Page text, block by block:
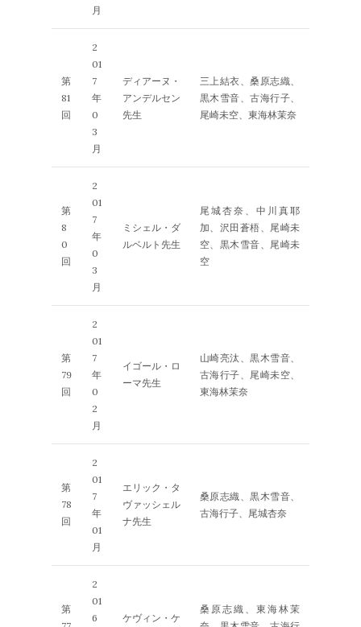
月
第
81
回
2
01
7
年
0
3
月
ディアーヌ・
アンデルセン
先生
三上結衣、桑原志織、
黒木雪音、古海行子、
尾崎未空、東海林茉奈
第
8
0
回
2
01
7
年
0
3
月
ミシェル・ダ
ルベルト先生
尾城杏奈、中川真耶
加、沢田蒼梧、尾崎未
空、黒木雪音、尾崎未
空
第
79
回
2
01
7
年
0
2
月
イゴール・ロ
ーマ先生
山崎亮汰、黒木雪音、
古海行子、尾崎未空、
東海林茉奈
第
78
回
2
01
7
年
01
月
エリック・タ
ヴァッシェル
ナ先生
桑原志織、黒木雪音、
古海行子、尾城杏奈
第
2
01
6
ケヴィン・ケ
桑原志織、東海林茉